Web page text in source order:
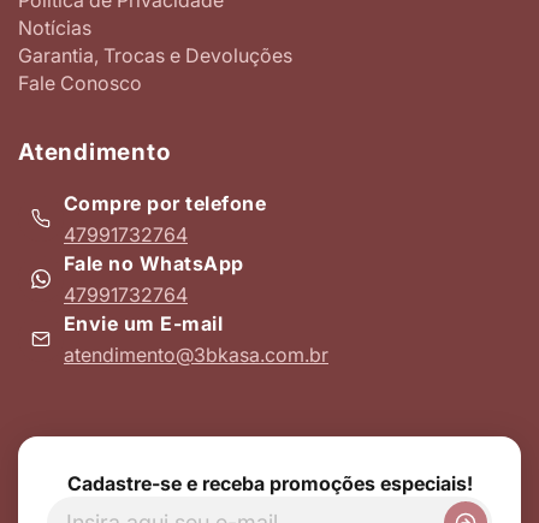
Notícias
Garantia, Trocas e Devoluções
Fale Conosco
Atendimento
Compre por telefone
47991732764
Fale no WhatsApp
47991732764
Envie um E-mail
atendimento@3bkasa.com.br
Cadastre-se e receba promoções especiais!